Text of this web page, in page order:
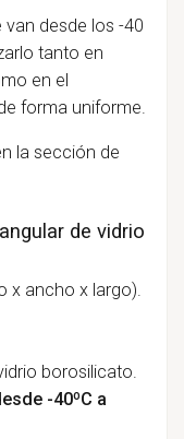
desde los -40
tanto en
en el
forma uniforme.
la sección de
de vidrio
x ancho x largo).
borosilicato.
-40ºC a